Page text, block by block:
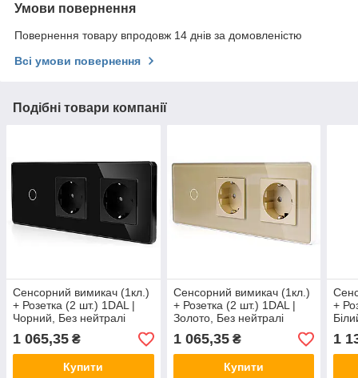
Умови повернення
Повернення товару впродовж 14 днів за домовленістю
Всі умови повернення
Подібні товари компанії
Сенсорний вимикач (1кл.)
+ Розетка (2 шт.) 1DAL |
Чорний, Без нейтралі
(G228D-SW1G.SL-
STX2.BL)
1 065,35 ₴
Купити
Сенсорний вимикач (1кл.)
+ Розетка (2 шт.) 1DAL |
Золото, Без нейтралі
(G228D-SW1G.SL-
STX2.GD)
1 065,35₴
Купити
+
1